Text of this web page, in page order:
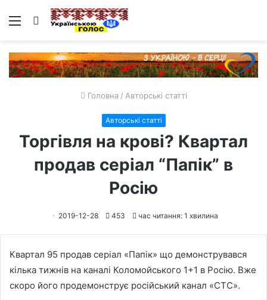
Меню Пошук
Головна / Авторські статті
Авторські статті
Торгівля на крові? Квартал
продав серіал “Папік” в
Росію
2019-12-28 453 час читання: 1 хвилина
Квартал 95 продав серіал «Папік» що демонструвався
кілька тижнів на каналі Коломойського 1+1 в Росію. Вже
скоро його продемонструє російський канал «СТС».